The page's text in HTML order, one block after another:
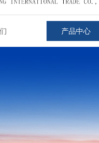
产品中心